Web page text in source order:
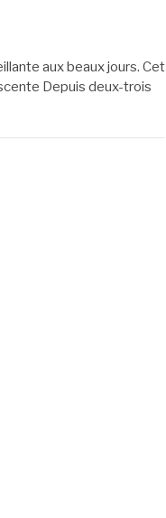
aux beaux jours. Cet
Depuis deux-trois